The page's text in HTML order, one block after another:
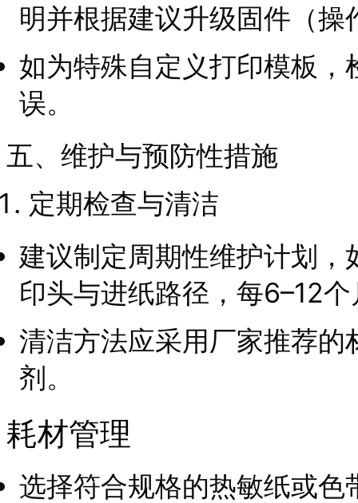
明并根据建议升级固件（操
如为特殊自定义打印模板
误。
五、维护与预防性措施
定期检查与清洁
建议制定周期性维护计划
印头与进纸路径，每6–12
清洁方法应采用厂家推荐
剂。
耗材管理
选择符合规格的热敏纸或